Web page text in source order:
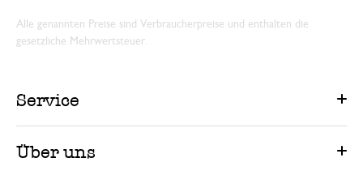
Alle genannten Preise sind Verbraucherpreise und enthalten die
gesetzliche Mehrwertsteuer.
Service
Über uns